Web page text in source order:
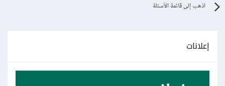
اذهب إلى قائمة الأسئلة
إعلانات